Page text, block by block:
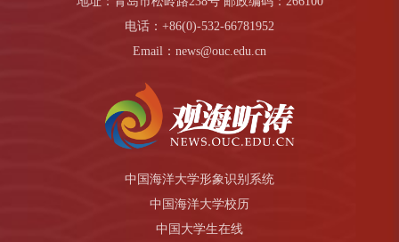
电话：+86(0)-532-66781952
Email：news@ouc.edu.cn
中国海洋大学形象识别系统
中国海洋大学校历
中国大学生在线